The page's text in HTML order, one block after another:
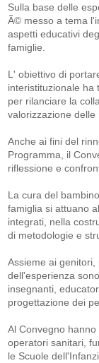
Sulla base delle
Ã© messo a tema
aspetti educativi
famiglie.
L' obiettivo di
interistituzionale ha
per rilanciare la
valorizzazione delle
Anche ai fini del
Programma, il
riflessione e
La cura del
famiglia si attuano
integrati, nella
di metodologie e
Assieme ai
dell'esperienza
insegnanti,
progettazione dei
Al Convegno
operatori sanitari,
le Scuole